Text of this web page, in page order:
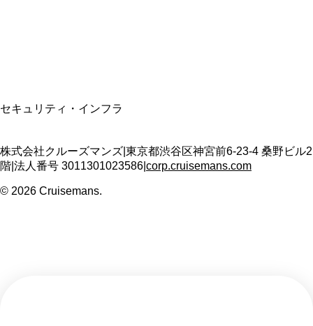
セキュリティ・インフラ
株式会社クルーズマンズ 東京都渋谷区神宮前6-23-4 桑野ビル2
階 法人番号 3011301023586 corp.cruisemans.com
© 2026 Cruisemans.